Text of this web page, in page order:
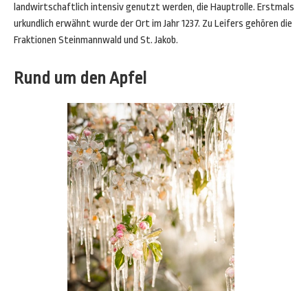
landwirtschaftlich intensiv genutzt werden, die Hauptrolle. Erstmals
urkundlich erwähnt wurde der Ort im Jahr 1237. Zu Leifers gehören die
Fraktionen Steinmannwald und St. Jakob.
Rund um den Apfel